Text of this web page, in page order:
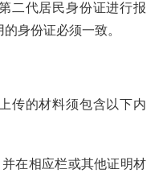
二代居民身份证进行报
身份证必须一致。
传的材料须包含以下内
在相应栏或其他证明材